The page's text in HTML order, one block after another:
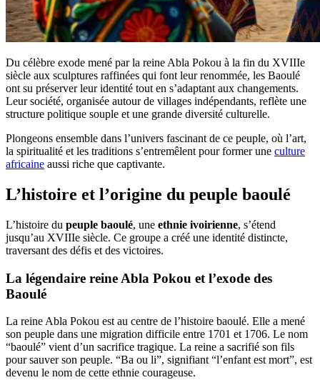
Du célèbre exode mené par la reine Abla Pokou à la fin du XVIIIe
siècle aux sculptures raffinées qui font leur renommée, les Baoulé
ont su préserver leur identité tout en s’adaptant aux changements.
Leur société, organisée autour de villages indépendants, reflète une
structure politique souple et une grande diversité culturelle.
Plongeons ensemble dans l’univers fascinant de ce peuple, où l’art,
la spiritualité et les traditions s’entremêlent pour former une culture
africaine aussi riche que captivante.
L’histoire et l’origine du peuple baoulé
L’histoire du peuple baoulé, une ethnie ivoirienne, s’étend
jusqu’au XVIIIe siècle. Ce groupe a créé une identité distincte,
traversant des défis et des victoires.
La légendaire reine Abla Pokou et l’exode des
Baoulé
La reine Abla Pokou est au centre de l’histoire baoulé. Elle a mené
son peuple dans une migration difficile entre 1701 et 1706. Le nom
“baoulé” vient d’un sacrifice tragique. La reine a sacrifié son fils
pour sauver son peuple. “Ba ou li”, signifiant “l’enfant est mort”, est
devenu le nom de cette ethnie courageuse.